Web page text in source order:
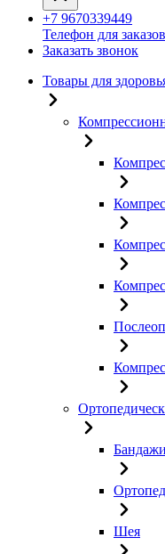
+7 9670339449
Телефон для
Заказать звонок
Товары для
Шея